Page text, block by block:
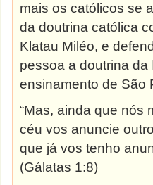
mais os católicos se
da doutrina católica
Klatau Miléo, e
pessoa a doutrina da
ensinamento de São
“Mas, ainda que nós
céu vos anuncie
que já vos tenho
(Gálatas 1:8)